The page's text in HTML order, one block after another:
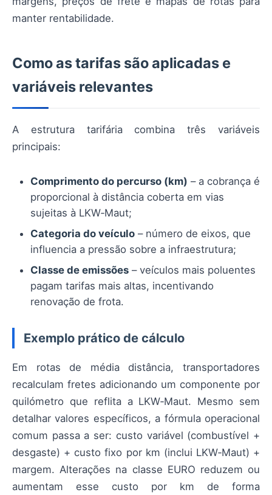
manter rentabilidade.
Como as tarifas são aplicadas e
variáveis relevantes
A estrutura tarifária combina três variáveis
principais:
Comprimento do percurso (km) – a cobrança é
proporcional à distância coberta em vias
sujeitas à LKW‑Maut;
Categoria do veículo – número de eixos, que
influencia a pressão sobre a infraestrutura;
Classe de emissões – veículos mais poluentes
pagam tarifas mais altas, incentivando
renovação de frota.
Exemplo prático de cálculo
Em rotas de média distância, transportadores
recalculam fretes adicionando um componente por
quilómetro que reflita a LKW‑Maut. Mesmo sem
detalhar valores específicos, a fórmula operacional
comum passa a ser: custo variável (combustível +
desgaste) + custo fixo por km (inclui LKW‑Maut) +
margem. Alterações na classe EURO reduzem ou
aumentam esse custo por km de forma